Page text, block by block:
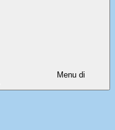
Menu di